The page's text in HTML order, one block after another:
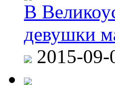
В
девушки
2015-09-